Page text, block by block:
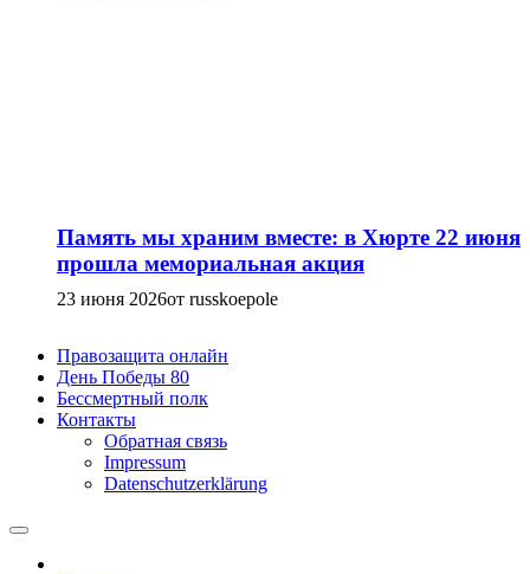
Память мы храним вместе: в Хюрте 22 июня
прошла мемориальная акция
23 июня 2026от russkoepole
Правозащита онлайн
День Победы 80
Бессмертный полк
Контакты
Обратная связь
Impressum
Datenschutzerklärung